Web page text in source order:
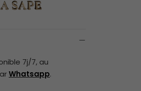
7j/7, au
Whatsapp.